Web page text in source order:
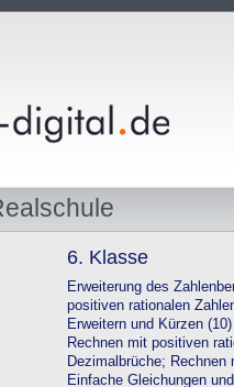
6. Klasse
Erweiterung des
positiven rationalen
Erweitern und Kürzen (10)
Rechnen mit positiven
Dezimalbrüche; Rechnen
Einfache Gleichungen